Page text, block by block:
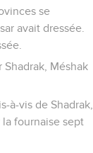
se
avait dressée.
Méshak
à-vis de Shadrak,
fournaise sept